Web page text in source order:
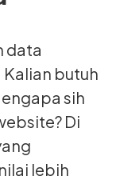
data
butuh
sih
Di
lebih